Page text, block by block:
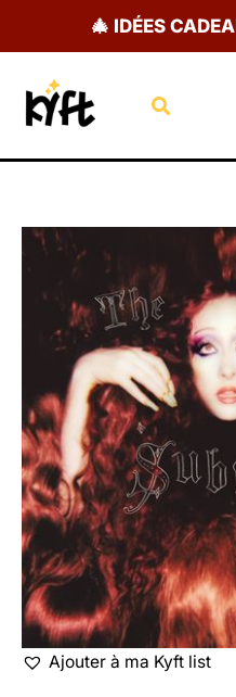
🎄 IDÉES
Ajouter à ma Kyft list